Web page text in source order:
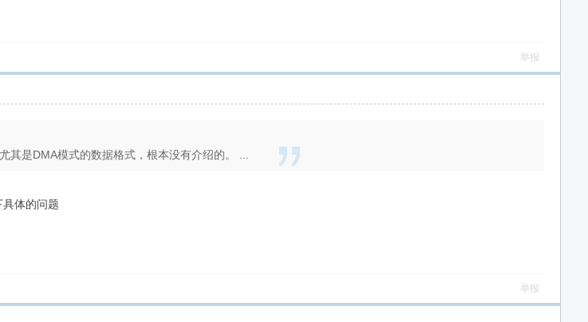
举报
是DMA模式的数据格式，根本没有介绍的。 ...
体的问题
举报